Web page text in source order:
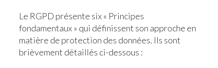
Le RGPD présente six « Principes
fondamentaux » qui définissent son approche en
matière de protection des données. Ils sont
brièvement détaillés ci-dessous :